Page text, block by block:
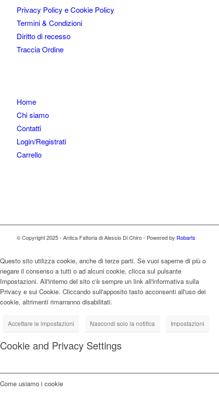
Privacy Policy e Cookie Policy
Termini & Condizioni
Diritto di recesso
Traccia Ordine
Home
Chi siamo
Contatti
Login/Registrati
Carrello
© Copyright 2025 - Antica Fattoria di Alessio Di Chiro - Powered by Robarts
Questo sito utilizza cookie, anche di terze parti. Se vuoi saperne di più o
negare il consenso a tutti o ad alcuni cookie, clicca sul pulsante
Impostazioni. All'interno del sito c'è sempre un link all'informativa sulla
Privacy e sui Cookie. Cliccando sull'apposito tasto acconsenti all'uso dei
cookie, altrimenti rimarranno disabilitati.
Accettare le impostazioni Nascondi solo la notifica Impostazioni
Cookie and Privacy Settings
Come usiamo i cookie